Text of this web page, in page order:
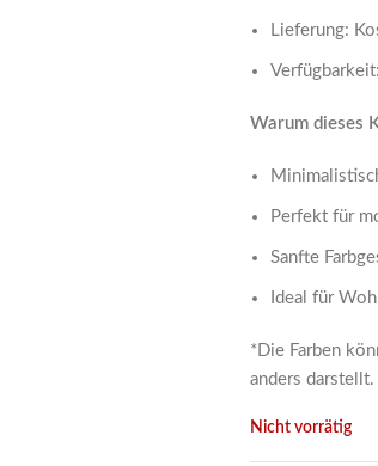
Lieferung:
Warum dieses
Perfekt für
Sanfte
Ideal für
*Die Farben
anders darstellt.
Nicht vorrätig